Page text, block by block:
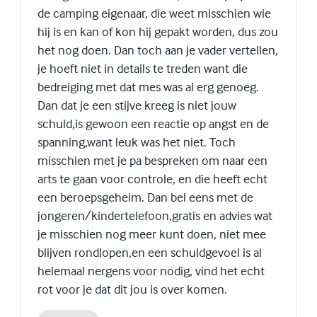
de camping eigenaar, die weet misschien wie
hij is en kan of kon hij gepakt worden, dus zou
het nog doen. Dan toch aan je vader vertellen,
je hoeft niet in details te treden want die
bedreiging met dat mes was al erg genoeg.
Dan dat je een stijve kreeg is niet jouw
schuld,is gewoon een reactie op angst en de
spanning,want leuk was het niet. Toch
misschien met je pa bespreken om naar een
arts te gaan voor controle, en die heeft echt
een beroepsgeheim. Dan bel eens met de
jongeren/kindertelefoon,gratis en advies wat
je misschien nog meer kunt doen, niet mee
blijven rondlopen,en een schuldgevoel is al
helemaal nergens voor nodig, vind het echt
rot voor je dat dit jou is over komen.